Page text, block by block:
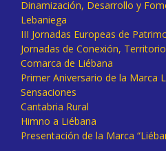
Dinamización, Desarrollo y
Lebaniega
III Jornadas Europeas de
Jornadas de Conexión,
Comarca de Liébana
Primer Aniversario de la Marca
Sensaciones
Cantabria Rural
Himno a Liébana
Presentación de la Marca